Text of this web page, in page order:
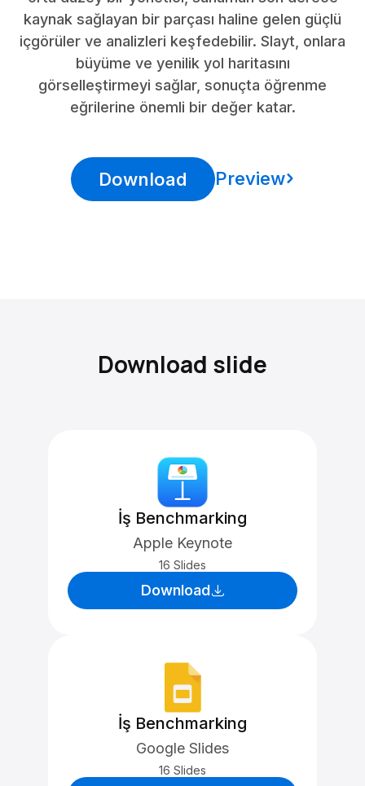
kaynak sağlayan bir parçası haline gelen güçlü
içgörüler ve analizleri keşfedebilir. Slayt, onlara
büyüme ve yenilik yol haritasını
görselleştirmeyi sağlar, sonuçta öğrenme
eğrilerine önemli bir değer katar.
Download Preview
Download slide
İş Benchmarking
Apple Keynote
16 Slides
Download
İş Benchmarking
Google Slides
16 Slides